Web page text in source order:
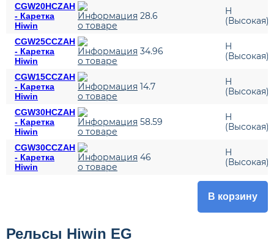
CGW20HCZAH
- Каретка
Hiwin
28.6
H
(Высокая)
CGW25CCZAH
- Каретка
Hiwin
34.96
H
(Высокая)
CGW15CCZAH
- Каретка
Hiwin
14.7
H
(Высокая)
CGW30HCZAH
- Каретка
Hiwin
58.59
H
(Высокая)
CGW30CCZAH
- Каретка
Hiwin
46
H
(Высокая)
В корзину
Рельсы Hiwin EG